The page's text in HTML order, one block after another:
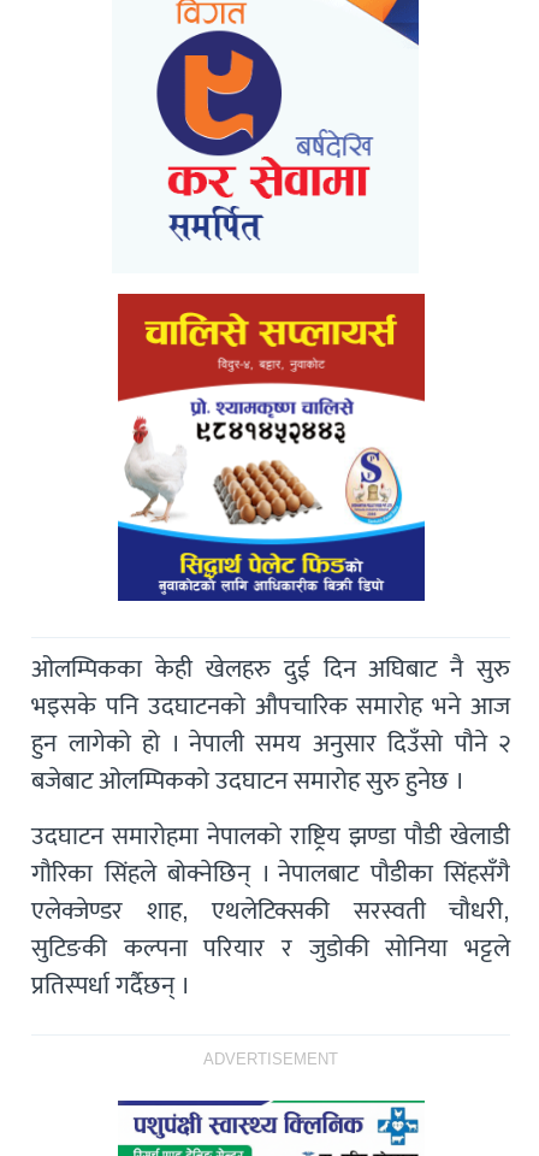
ओलम्पिकका केही खेलहरु दुई दिन अघिबाट नै सुरु
भइसके पनि उदघाटनको औपचारिक समारोह भने आज
हुन लागेको हो । नेपाली समय अनुसार दिउँसो पौने २
बजेबाट ओलम्पिकको उदघाटन समारोह सुरु हुनेछ ।
उदघाटन समारोहमा नेपालको राष्ट्रिय झण्डा पौडी खेलाडी
गौरिका सिंहले बोक्नेछिन् । नेपालबाट पौडीका सिंहसँगै
एलेक्जेण्डर शाह, एथलेटिक्सकी सरस्वती चौधरी,
सुटिङकी कल्पना परियार र जुडोकी सोनिया भट्टले
प्रतिस्पर्धा गर्दैछन् ।
ADVERTISEMENT